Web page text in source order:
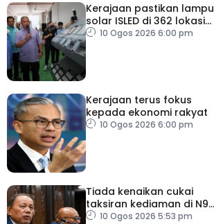
Kerajaan pastikan lampu
solar ISLED di 362 lokasi
berkualiti, selamat
10 Ogos 2026 6:00 pm
Kerajaan terus fokus
kepada ekonomi rakyat
10 Ogos 2026 6:00 pm
Tiada kenaikan cukai
taksiran kediaman di N9
untuk lima tahun
10 Ogos 2026 5:53 pm